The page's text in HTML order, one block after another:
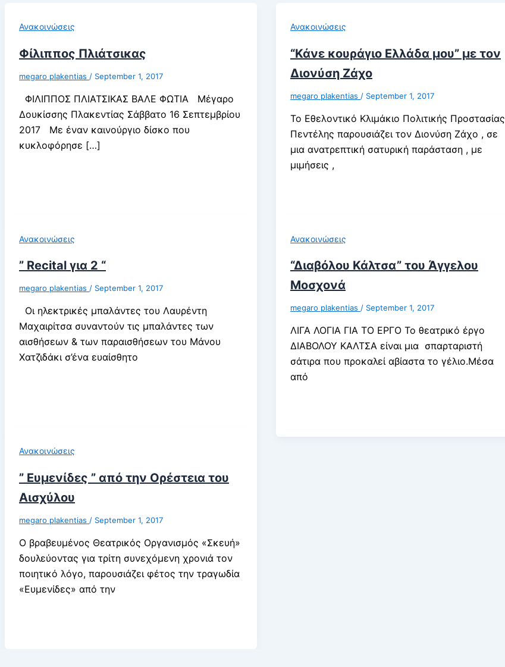
Ανακοινώσεις
Φίλιππος Πλιάτσικας
megaro plakentias / September 1, 2017
ΦΙΛΙΠΠΟΣ ΠΛΙΑΤΣΙΚΑΣ ΒΑΛΕ ΦΩΤΙΑ Μέγαρο
Δουκίσσης Πλακεντίας Σάββατο 16 Σεπτεμβρίου
2017 Με έναν καινούργιο δίσκο που
κυκλοφόρησε […]
Ανακοινώσεις
“Κάνε κουράγιο Ελλάδα μου” με τον
Διονύση Ζάχο
megaro plakentias / September 1, 2017
Το Εθελοντικό Κλιμάκιο Πολιτικής Προστασίας
Πεντέλης παρουσιάζει τον Διονύση Ζάχο , σε
μια ανατρεπτική σατυρική παράσταση , με
μιμήσεις ,
Ανακοινώσεις
” Recital για 2 “
megaro plakentias / September 1, 2017
Οι ηλεκτρικές μπαλάντες του Λαυρέντη
Μαχαιρίτσα συναντούν τις μπαλάντες των
αισθήσεων & των παραισθήσεων του Μάνου
Χατζιδάκι σ’ένα ευαίσθητο
Ανακοινώσεις
“Διαβόλου Κάλτσα” του Άγγελου
Μοσχονά
megaro plakentias / September 1, 2017
ΛΙΓΑ ΛΟΓΙΑ ΓΙΑ ΤΟ ΕΡΓΟ Το θεατρικό έργο
ΔΙΑΒΟΛΟΥ ΚΑΛΤΣΑ είναι μια σπαρταριστή
σάτιρα που προκαλεί αβίαστα το γέλιο.Μέσα
από
Ανακοινώσεις
” Ευμενίδες ” από την Ορέστεια του
Αισχύλου
megaro plakentias / September 1, 2017
Ο βραβευμένος Θεατρικός Οργανισμός «Σκευή»
δουλεύοντας για τρίτη συνεχόμενη χρονιά τον
ποιητικό λόγο, παρουσιάζει φέτος την τραγωδία
«Ευμενίδες» από την